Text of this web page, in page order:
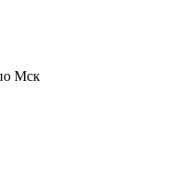
Мск